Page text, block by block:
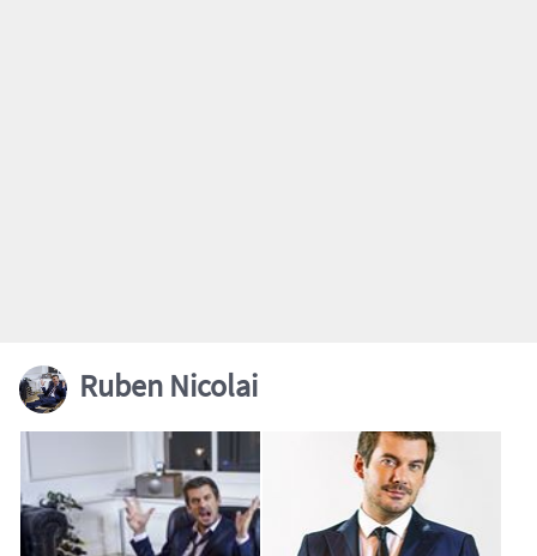
Ruben Nicolai